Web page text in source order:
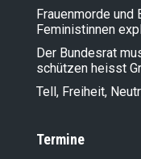
Frauenmorde
Feministinnen
Der Bundesrat
schützen heisst
Tell, Freiheit,
Termine